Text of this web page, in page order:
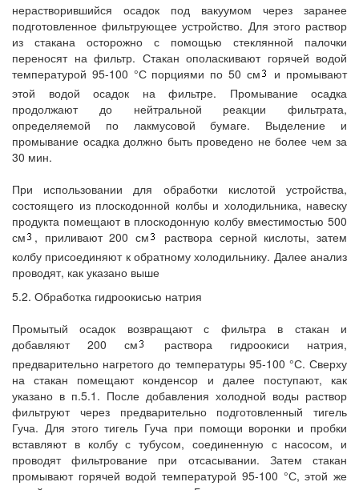
нерастворившийся осадок под вакуумом через заранее
подготовленное фильтрующее устройство. Для этого раствор
из стакана осторожно с помощью стеклянной палочки
переносят на фильтр. Стакан ополаскивают горячей водой
температурой 95-100 °С порциями по 50 см
и промывают
этой водой осадок на фильтре. Промывание осадка
продолжают до нейтральной реакции фильтрата,
определяемой по лакмусовой бумаге. Выделение и
промывание осадка должно быть проведено не более чем за
30 мин.
При использовании для обработки кислотой устройства,
состоящего из плоскодонной колбы и холодильника, навеску
продукта помещают в плоскодонную колбу вместимостью 500
см
, приливают 200 см
раствора серной кислоты, затем
колбу присоединяют к обратному холодильнику. Далее анализ
проводят, как указано выше
5.2. Обработка гидроокисью натрия
Промытый осадок возвращают с фильтра в стакан и
добавляют 200 см
раствора гидроокиси натрия,
предварительно нагретого до температуры 95-100 °С. Сверху
на стакан помещают конденсор и далее поступают, как
указано в п.5.1. После добавления холодной воды раствор
фильтруют через предварительно подготовленный тигель
Гуча. Для этого тигель Гуча при помощи воронки и пробки
вставляют в колбу с тубусом, соединенную с насосом, и
проводят фильтрование при отсасывании. Затем стакан
промывают горячей водой температурой 95-100 °С, этой же